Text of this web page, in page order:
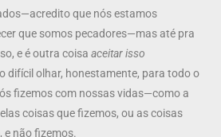
que nós estamos
que somos pecadores—mas até pra
e é outra coisaaceitar isso
difícil olhar, honestamente, para todo o
fizemos com nossas vidas—como a
coisas que fizemos, ou as coisas
e não fizemos.